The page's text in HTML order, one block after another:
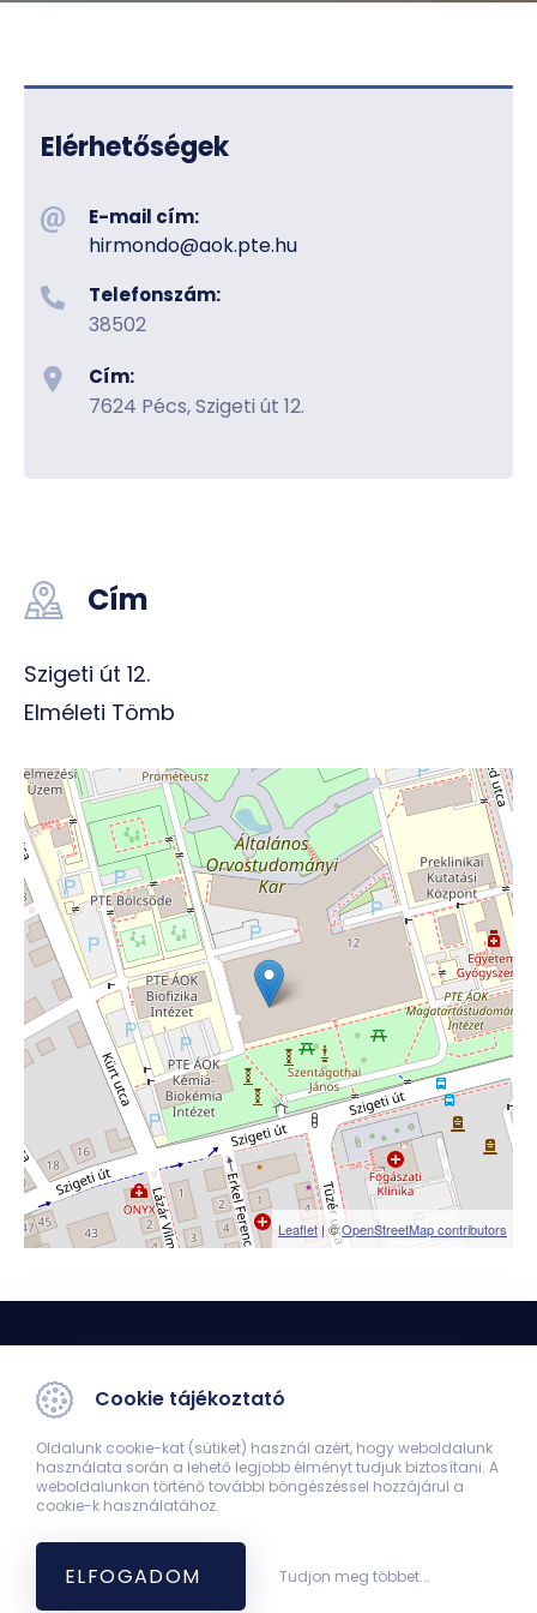
Cím
Szigeti út 12.
Elméleti Tömb
Leaflet | ©OpenStreetMap contributors
Elérhetőségek
E-mail cím:
hirmondo@aok.pte.hu
Telefonszám:
38502
Cím:
7624 Pécs, Szigeti út 12.
Orvoskari Hírmondó
7624 Pécs, Szigeti út 12.
Cookie tájékoztató
Oldalunk cookie-kat (sütiket) használ azért, hogy weboldalunk
használata során a lehető legjobb élményt tudjuk biztosítani. A
weboldalunkon történő további böngészéssel hozzájárul a
cookie-k használatához.
ELFOGADOM Tudjon meg többet...